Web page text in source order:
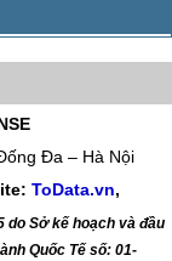
Đa – Hà Nội
ToData.vn,
do Sở kế hoạch và đầu
Quốc Tế số: 01-